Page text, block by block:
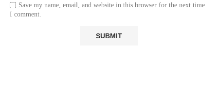
Save my name, email, and website in this browser for the next time
I comment.